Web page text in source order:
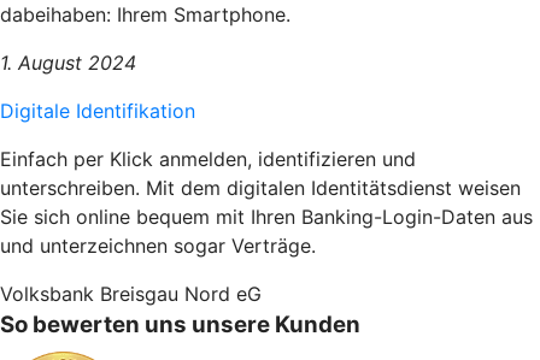
dabeihaben: Ihrem Smartphone.
1. August 2024
Digitale Identifikation
Einfach per Klick anmelden, identifizieren und
unterschreiben. Mit dem digitalen Identitätsdienst weisen
Sie sich online bequem mit Ihren Banking-Login-Daten aus
und unterzeichnen sogar Verträge.
Volksbank Breisgau Nord eG
So bewerten uns unsere Kunden